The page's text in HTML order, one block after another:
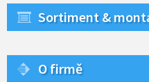
Sortiment &
O firmě